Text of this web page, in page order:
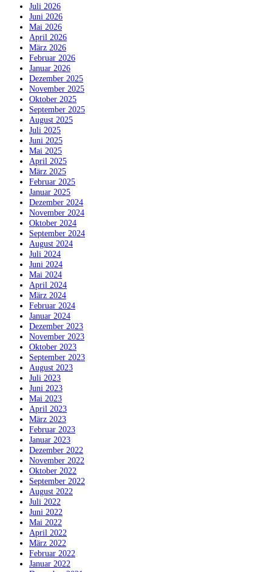
Juli 2026
Juni 2026
Mai 2026
April 2026
März 2026
Februar 2026
Januar 2026
Dezember 2025
November 2025
Oktober 2025
September 2025
August 2025
Juli 2025
Juni 2025
Mai 2025
April 2025
März 2025
Februar 2025
Januar 2025
Dezember 2024
November 2024
Oktober 2024
September 2024
August 2024
Juli 2024
Juni 2024
Mai 2024
April 2024
März 2024
Februar 2024
Januar 2024
Dezember 2023
November 2023
Oktober 2023
September 2023
August 2023
Juli 2023
Juni 2023
Mai 2023
April 2023
März 2023
Februar 2023
Januar 2023
Dezember 2022
November 2022
Oktober 2022
September 2022
August 2022
Juli 2022
Juni 2022
Mai 2022
April 2022
März 2022
Februar 2022
Januar 2022